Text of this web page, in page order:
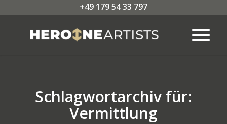
+49 179 54 33 797
Schlagwortarchiv für:
Vermittlung